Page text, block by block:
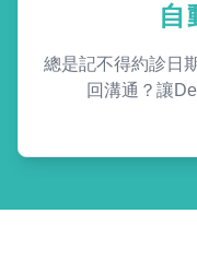
自
總是記不得約診日
回溝通？讓